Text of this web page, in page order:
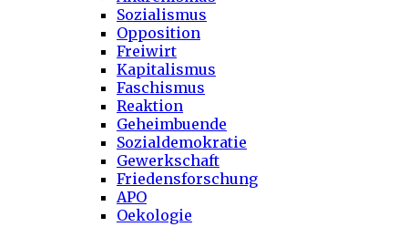
Sozialismus
Opposition
Freiwirt
Kapitalismus
Faschismus
Reaktion
Geheimbuende
Sozialdemokratie
Gewerkschaft
Friedensforschung
APO
Oekologie